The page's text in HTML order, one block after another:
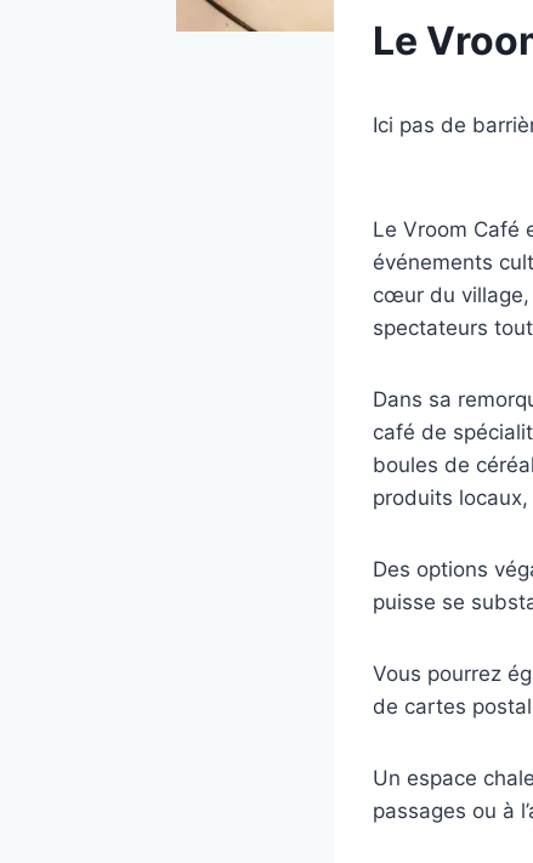
Le
Ici pas de
Le Vroom Café
événements
cœur du village,
spectateurs
Dans sa
café de
boules de
produits
Des options
puisse se
Vous pourrez
de cartes
Un espace
passages ou à